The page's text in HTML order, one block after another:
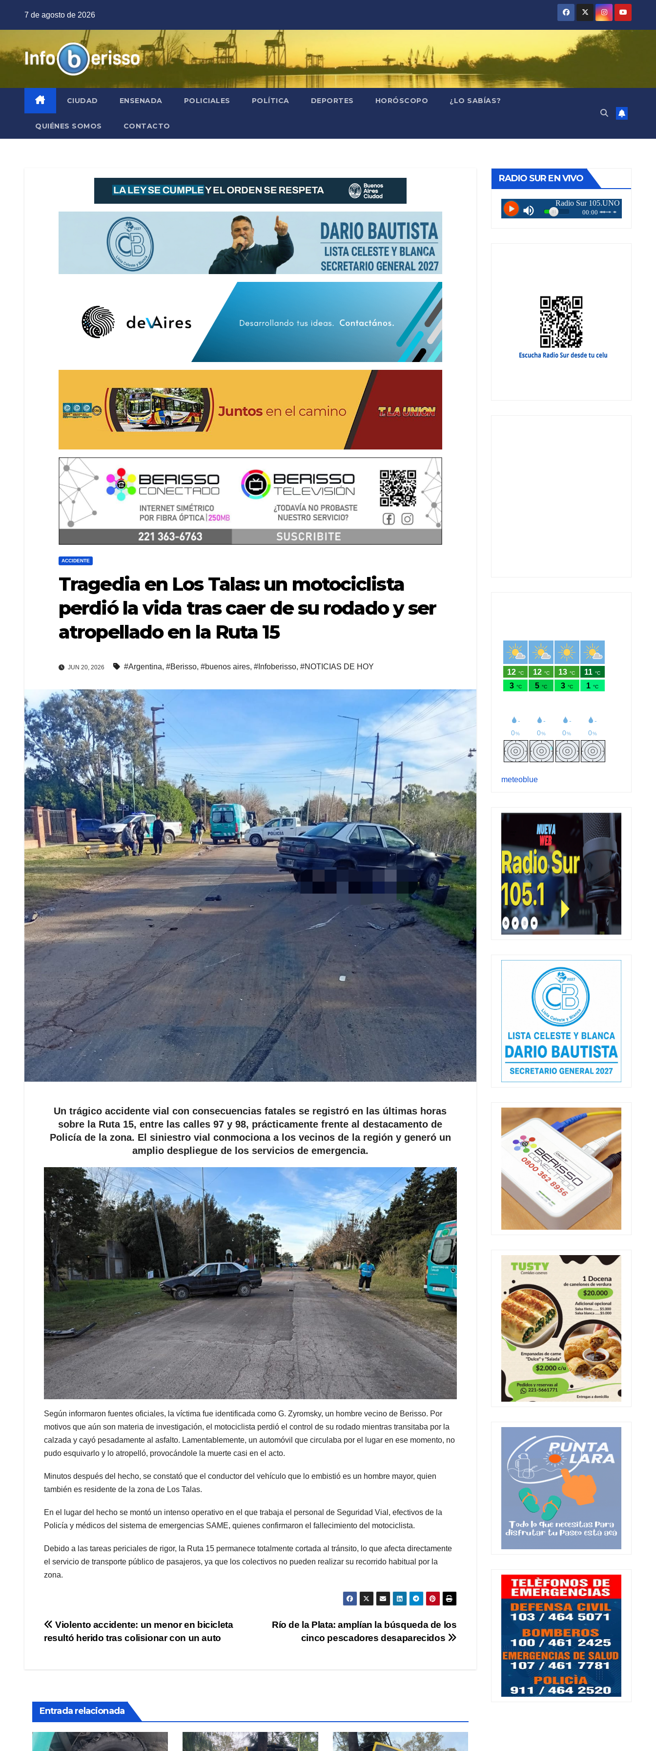
7 de agosto de 2026
CIUDAD ENSENADA POLICIALES POLÍTICA DEPORTES HORÓSCOPO ¿LO SABÍAS?
QUIÉNES SOMOS CONTACTO
ACCIDENTE
Tragedia en Los Talas: un motociclista
perdió la vida tras caer de su rodado y ser
atropellado en la Ruta 15
JUN 20, 2026 #Argentina, #Berisso, #buenos aires, #Infoberisso, #NOTICIAS DE HOY
Un trágico accidente vial con consecuencias fatales se registró en las últimas horas
sobre la Ruta 15, entre las calles 97 y 98, prácticamente frente al destacamento de
Policía de la zona. El siniestro vial conmociona a los vecinos de la región y generó un
amplio despliegue de los servicios de emergencia.
Según informaron fuentes oficiales, la víctima fue identificada como G. Zyromsky, un hombre vecino de Berisso. Por
motivos que aún son materia de investigación, el motociclista perdió el control de su rodado mientras transitaba por la
calzada y cayó pesadamente al asfalto. Lamentablemente, un automóvil que circulaba por el lugar en ese momento, no
pudo esquivarlo y lo atropelló, provocándole la muerte casi en el acto.
Minutos después del hecho, se constató que el conductor del vehículo que lo embistió es un hombre mayor, quien
también es residente de la zona de Los Talas.
En el lugar del hecho se montó un intenso operativo en el que trabaja el personal de Seguridad Vial, efectivos de la
Policía y médicos del sistema de emergencias SAME, quienes confirmaron el fallecimiento del motociclista.
Debido a las tareas periciales de rigor, la Ruta 15 permanece totalmente cortada al tránsito, lo que afecta directamente
el servicio de transporte público de pasajeros, ya que los colectivos no pueden realizar su recorrido habitual por la
zona.
Navegación
Río de la Plata: amplían la búsqueda de los
cinco pescadores desaparecidos
Violento accidente: un menor en bicicleta
resultó herido tras colisionar con un auto
Entrada relacionada
RADIO SUR EN VIVO
meteoblue